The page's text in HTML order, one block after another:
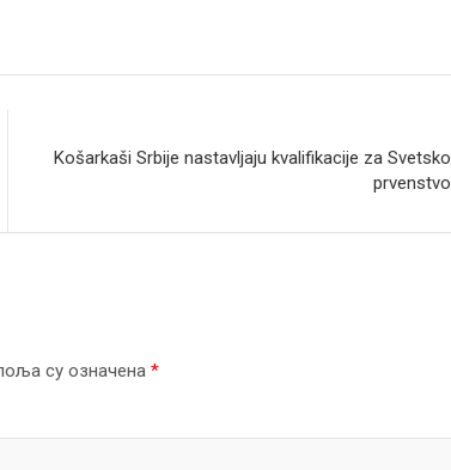
Košarkaši Srbije nastavljaju kvalifikacije za Svetsko
prvenstvo
су означена *